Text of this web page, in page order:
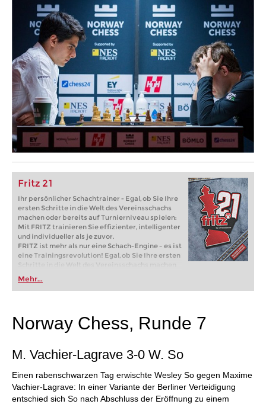
Fritz 21
Ihr persönlicher Schachtrainer - Egal, ob Sie Ihre
ersten Schritte in die Welt des Vereinsschachs
machen oder bereits auf Turnierniveau spielen:
Mit FRITZ trainieren Sie effizienter, intelligenter
und individueller als je zuvor.
FRITZ ist mehr als nur eine Schach-Engine – es ist
eine Trainingsrevolution! Egal, ob Sie Ihre ersten
Schritte in die Welt des Vereinsschachs machen
oder bereits auf Turnierniveau spielen: Mit
FRITZ trainieren Sie effizienter, intelligenter und
individueller als je zuvor.
Mehr...
Norway Chess, Runde 7
M. Vachier-Lagrave 3-0 W. So
Einen rabenschwarzen Tag erwischte Wesley So gegen Maxime
Vachier-Lagrave: In einer Variante der Berliner Verteidigung
entschied sich So nach Abschluss der Eröffnung zu einem